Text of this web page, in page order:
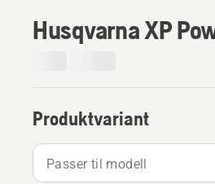
Husqvarna XP
Produktvariant
Passer til modell